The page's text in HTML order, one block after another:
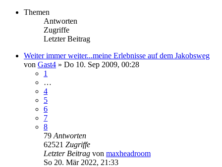
Themen
Antworten
Zugriffe
Letzter Beitrag
Weiter immer weiter...meine Erlebnisse auf dem Jakobsweg
von Gast4 » Do 10. Sep 2009, 00:28
1
…
4
5
6
7
8
79 Antworten
62521 Zugriffe
Letzter Beitrag von maxheadroom
So 20. Mär 2022, 21:33